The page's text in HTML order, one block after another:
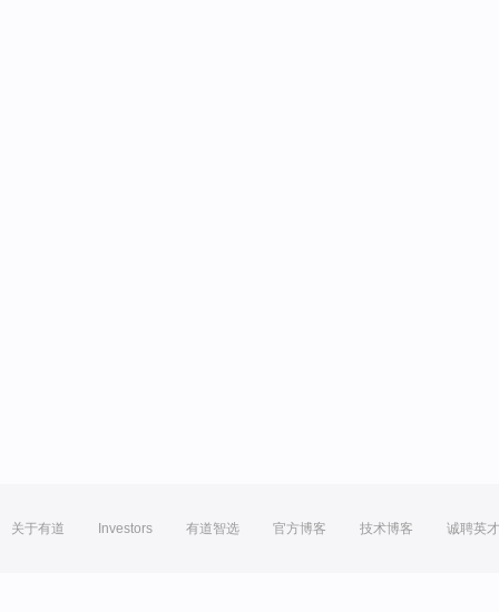
关于有道 Investors 有道智选 官方博客 技术博客 诚聘英才